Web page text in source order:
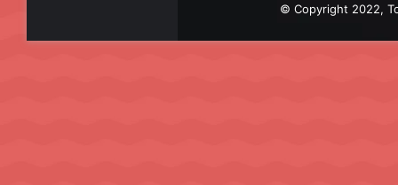
© Copyright 2022,